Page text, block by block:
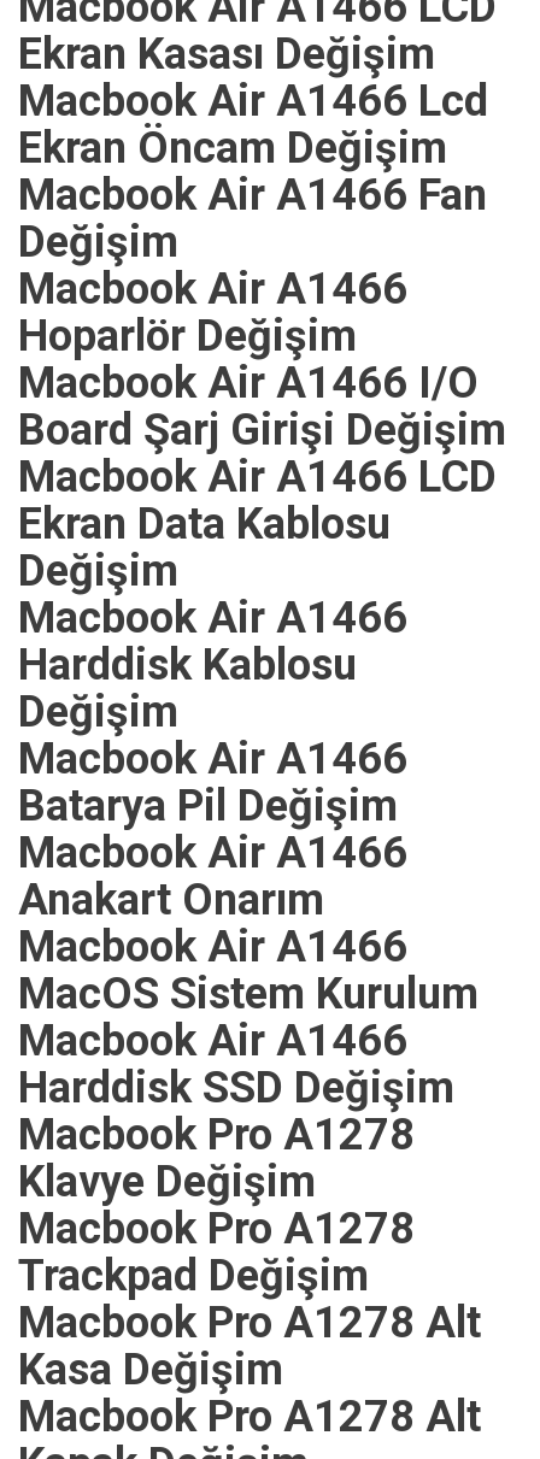
Ekran Kasası Değişim
Macbook Air A1466 Lcd
Ekran Öncam Değişim
Macbook Air A1466 Fan
Değişim
Macbook Air A1466
Hoparlör Değişim
Macbook Air A1466 I/O
Board Şarj Girişi Değişim
Macbook Air A1466 LCD
Ekran Data Kablosu
Değişim
Macbook Air A1466
Harddisk Kablosu
Değişim
Macbook Air A1466
Batarya Pil Değişim
Macbook Air A1466
Anakart Onarım
Macbook Air A1466
MacOS Sistem Kurulum
Macbook Air A1466
Harddisk SSD Değişim
Macbook Pro A1278
Klavye Değişim
Macbook Pro A1278
Trackpad Değişim
Macbook Pro A1278 Alt
Kasa Değişim
Macbook Pro A1278 Alt